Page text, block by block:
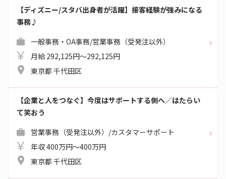
【ディズニー/スタバ出身者が活躍】接客経験が強みになる
事務♪
一般事務・OA事務/営業事務（受発注以外）
月給 292,125円～292,125円
東京都 千代田区
【企業と人をつなぐ】今度はサポートする側へ／はたらい
て笑おう
営業事務（受発注以外）/カスタマーサポート
年収 400万円～400万円
東京都 千代田区